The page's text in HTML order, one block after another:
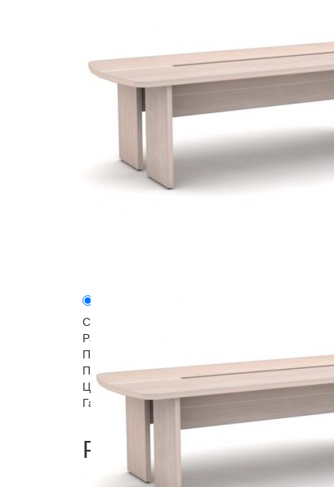
Стол заседаний прямой, столешница и
Размер переговорного стола рассчитан на
Понятная инструкция и необходимая
Поставляется в разобранном виде, упакован
Цвет:Дуб Кобург, Орех Вирджиния, Дуб
Гарантия: 18 месяцев.
Рекомендуемые